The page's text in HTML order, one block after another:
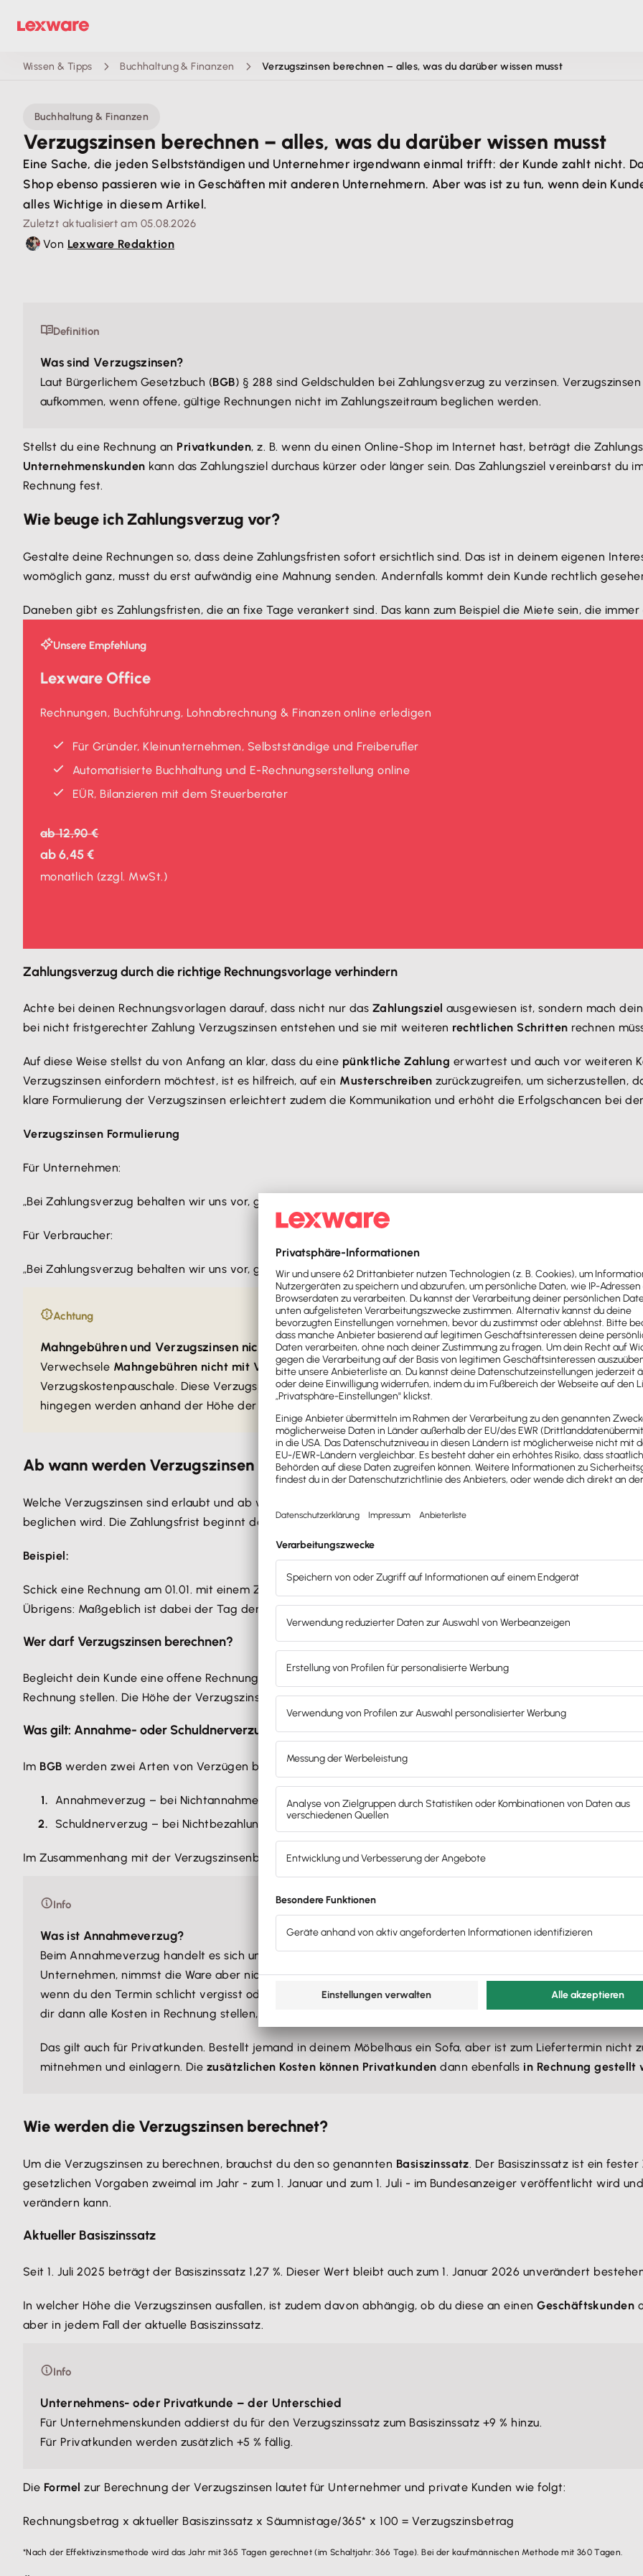
Wissen & Tipps Buchhaltung & Finanzen Verzugszinsen berechnen – alles, was du darüber wissen musst
Buchhaltung & Finanzen
Verzugszinsen berechnen – alles, was du darüber wissen musst
Eine Sache, die jeden Selbstständigen und Unternehmer irgendwann einmal trifft: der Kunde zahlt nicht.
Shop ebenso passieren wie in Geschäften mit anderen Unternehmern. Aber was ist zu tun, wenn dein
alles Wichtige in diesem Artikel.
Zuletzt aktualisiert am 05.08.2026
Von Lexware Redaktion
Definition
Was sind Verzugszinsen?
Laut Bürgerlichem Gesetzbuch (BGB) § 288 sind Geldschulden bei Zahlungsverzug zu verzinsen.
aufkommen, wenn offene, gültige Rechnungen nicht im Zahlungszeitraum beglichen werden.
Stellst du eine Rechnung an Privatkunden, z. B. wenn du einen Online-Shop im Internet hast, beträgt die
Unternehmenskunden kann das Zahlungsziel durchaus kürzer oder länger sein. Das Zahlungsziel vereinbarst du
Rechnung fest.
Wie beuge ich Zahlungsverzug vor?
Gestalte deine Rechnungen so, dass deine Zahlungsfristen sofort ersichtlich sind. Das ist in deinem eigenen
womöglich ganz, musst du erst aufwändig eine Mahnung senden. Andernfalls kommt dein Kunde rechtlich
Daneben gibt es Zahlungsfristen, die an fixe Tage verankert sind. Das kann zum Beispiel die Miete sein, die
Unsere Empfehlung
Lexware Office
Rechnungen, Buchführung, Lohnabrechnung & Finanzen online erledigen
Für Gründer, Kleinunternehmen, Selbstständige und Freiberufler
Automatisierte Buchhaltung und E-Rechnungserstellung online
EÜR, Bilanzieren mit dem Steuerberater
ab12,90 €
ab6,45 €
monatlich (zzgl. MwSt.)
Zahlungsverzug durch die richtige Rechnungsvorlage verhindern
Achte bei deinen Rechnungsvorlagen darauf, dass nicht nur das Zahlungsziel ausgewiesen ist, sondern mach
bei nicht fristgerechter Zahlung Verzugszinsen entstehen und sie mit weiteren rechtlichen Schritten rechnen
Auf diese Weise stellst du von Anfang an klar, dass du eine pünktliche Zahlung erwartest und auch vor weiteren
Verzugszinsen einfordern möchtest, ist es hilfreich, auf ein Musterschreiben zurückzugreifen, um sicherzustellen,
klare Formulierung der Verzugszinsen erleichtert zudem die Kommunikation und erhöht die Erfolgschancen bei
Verzugszinsen Formulierung
Für Unternehmen:
„Bei Zahlungsverzug behalten wir uns vor, gemäß §288 BGB Abs. 2 Verzugszinsen in Höhe von 9 Prozentpunkten
Für Verbraucher:
„Bei Zahlungsverzug behalten wir uns vor, gemäß §288 BGB Abs. 1 Verzugszinsen in Höhe von 5 Prozentpunkten
Achtung
Mahngebühren und Verzugszinsen nicht verwechseln
Verwechsele Mahngebühren nicht mit Verzugszinsen. Bei den Mahngebühren handelt es sich um die
Verzugskostenpauschale. Diese Verzugspauschale ist im BGB auf 40,00 EUR festgelegt und ist nicht von der
hingegen werden anhand der Höhe der Rechnung berechnet.
Ab wann werden Verzugszinsen berechnet?
Welche Verzugszinsen sind erlaubt und ab wann werden sie berechnet? Verzugszinsen werden berechnet,
beglichen wird. Die Zahlungsfrist beginnt dabei ab dem Tag der Rechnungszustellung. Der Zahlungsverzug
Beispiel:
Schick eine Rechnung am 01.01. mit einem Zahlungsziel von 30 Tagen an deinen Kunden, der diese erst am
Übrigens: Maßgeblich ist dabei der Tag der Zustellung der Rechnung beim Kunden!
Wer darf Verzugszinsen berechnen?
Begleicht dein Kunde eine offene Rechnung nicht rechtzeitig, darfst du als Gläubiger – ob als Unternehmer,
Rechnung stellen. Die Höhe der Verzugszinsen istgesetzlich geregeltund an einen offiziellenBasiszinssatz
Was gilt: Annahme- oder Schuldnerverzug?
Im BGB werden zwei Arten von Verzügen behandelt:
Annahmeverzug – bei Nichtannahme von Ware
Schuldnerverzug – bei Nichtbezahlung von Rechnungen
Im Zusammenhang mit der Verzugszinsenberechnung ist nur derSchuldnerverzugrelevant.
Info
Was ist Annahmeverzug?
Beim Annahmeverzug handelt es sich um dieverzögerte Entgegennahme von Ware. Bestellst du etwa eine
Unternehmen, nimmst die Ware aber nicht an einem zuvor festgelegten Liefertermin entgegen, gerätst du in
wenn du den Termin schlicht vergisst oder keinen Platz im Lager geschaffen hast und deshalb die Ware nicht
dir dann alle Kosten in Rechnung stellen, die dadurch entstehen (z. B.: Abtransport, zusätzliche Lagerung)
Das gilt auch für Privatkunden. Bestellt jemand in deinem Möbelhaus ein Sofa, aber ist zum Liefertermin nicht
mitnehmen und einlagern. Die zusätzlichen Kosten können Privatkunden dann ebenfalls in Rechnung gestellt
Wie werden die Verzugszinsen berechnet?
Um die Verzugszinsen zu berechnen, brauchst du den so genannten Basiszinssatz. Der Basiszinssatz ist ein
gesetzlichen Vorgaben zweimal im Jahr - zum 1. Januar und zum 1. Juli - im Bundesanzeiger veröffentlicht wird
verändern kann.
Aktueller Basiszinssatz
Seit 1. Juli 2025 beträgt der Basiszinssatz 1,27 %. Dieser Wert bleibt auch zum 1. Januar 2026 unverändert
In welcher Höhe die Verzugszinsen ausfallen, ist zudem davon abhängig, ob du diese an einenGeschäftskunden
aber in jedem Fall der aktuelle Basiszinssatz.
Info
Unternehmens- oder Privatkunde – der Unterschied
Für Unternehmenskunden addierst du für den Verzugszinssatz zum Basiszinssatz +9 % hinzu.
Für Privatkunden werden zusätzlich +5 % fällig.
Die Formel zur Berechnung der Verzugszinsen lautet für Unternehmer und private Kunden wie folgt:
Rechnungsbetrag x aktueller Basiszinssatz x Säumnistage/365* x 100 = Verzugszinsbetrag
*Nach der Effektivzinsmethode wird das Jahr mit 365 Tagen gerechnet (im Schaltjahr: 366 Tage). Bei der kaufmännischen Methode mit 360 Tagen.